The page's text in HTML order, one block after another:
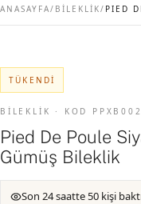
ANASAYFA/ BİLEKLİK/
TÜKENDI
BİLEKLİK · KOD
Pied De Poule
Gümüş Bileklik
Son 24 saatte 50 kişi